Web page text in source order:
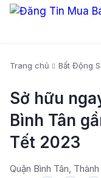
Trang chủ Bất Động
Sở hữu
Bình Tân
Tết 2023
Quận Bình Tân,